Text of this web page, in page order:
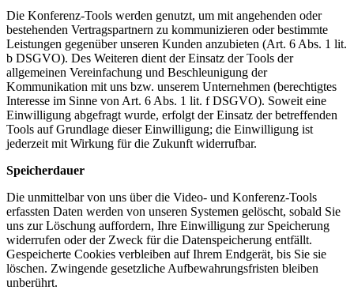
Die Konferenz-Tools werden genutzt, um mit angehenden oder
bestehenden Vertragspartnern zu kommunizieren oder bestimmte
Leistungen gegenüber unseren Kunden anzubieten (Art. 6 Abs. 1 lit.
b DSGVO). Des Weiteren dient der Einsatz der Tools der
allgemeinen Vereinfachung und Beschleunigung der
Kommunikation mit uns bzw. unserem Unternehmen (berechtigtes
Interesse im Sinne von Art. 6 Abs. 1 lit. f DSGVO). Soweit eine
Einwilligung abgefragt wurde, erfolgt der Einsatz der betreffenden
Tools auf Grundlage dieser Einwilligung; die Einwilligung ist
jederzeit mit Wirkung für die Zukunft widerrufbar.
Speicherdauer
Die unmittelbar von uns über die Video- und Konferenz-Tools
erfassten Daten werden von unseren Systemen gelöscht, sobald Sie
uns zur Löschung auffordern, Ihre Einwilligung zur Speicherung
widerrufen oder der Zweck für die Datenspeicherung entfällt.
Gespeicherte Cookies verbleiben auf Ihrem Endgerät, bis Sie sie
löschen. Zwingende gesetzliche Aufbewahrungsfristen bleiben
unberührt.